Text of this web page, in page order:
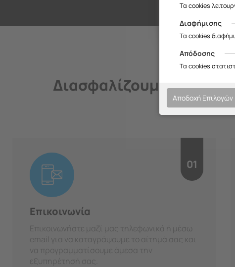
Διασφαλίζουμε την
01
Επικοινωνία
Επικοινωνήστε μαζί μας τηλεφωνικά ή μέσω
email για να καταγράψουμε το αίτημά σας και
να προγραμματίσουμε άμεσα την
εξυπηρέτησή σας.
Τα cookies
Διαφήμισης
Τα cookies
Απόδοσης
Τα cookies
Αποδοχή Επιλογών
Σας